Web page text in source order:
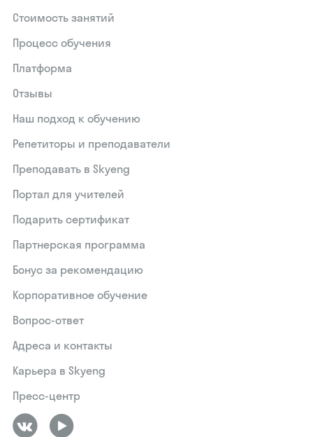
Стоимость занятий
Процесс обучения
Платформа
Отзывы
Наш подход к обучению
Репетиторы и преподаватели
Преподавать в Skyeng
Портал для учителей
Подарить сертификат
Партнерская программа
Бонус за рекомендацию
Корпоративное обучение
Вопрос-ответ
Адреса и контакты
Карьера в Skyeng
Пресс-центр